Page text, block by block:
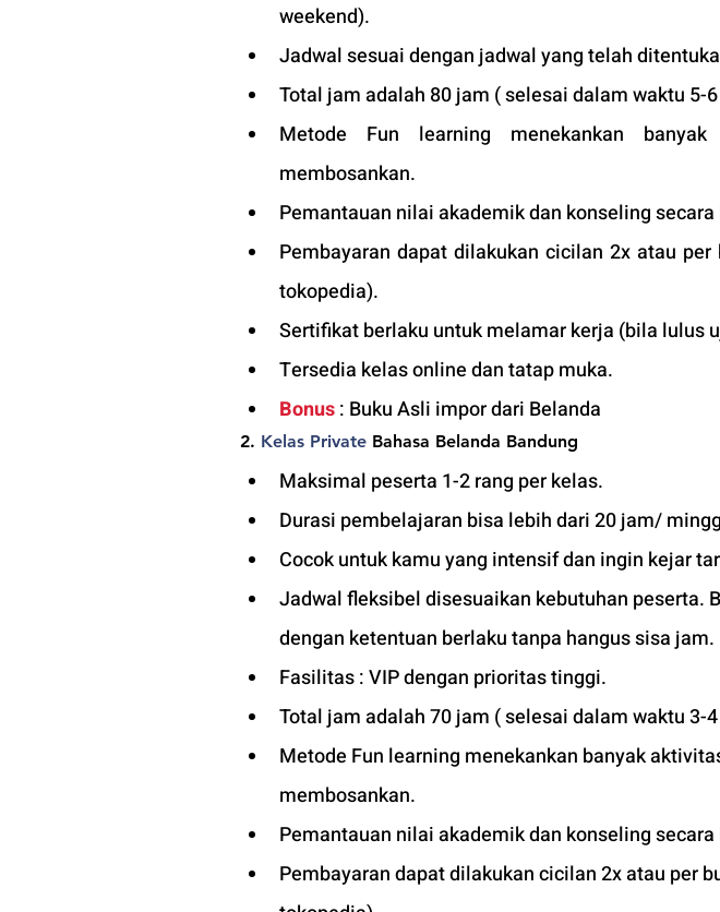
weekend).
Jadwal sesuai dengan jadwal yang telah
Total jam adalah 80 jam ( selesai dalam waktu 5-
Metode Fun learning menekankan
membosankan.
Pemantauan nilai akademik dan konseling secara
Pembayaran dapat dilakukan cicilan 2x atau
tokopedia).
Sertifikat berlaku untuk melamar kerja (bila lulus
Tersedia kelas online dan tatap muka.
Bonus : Buku Asli impor dari Belanda
2. Kelas Private Bahasa Belanda Bandung
Maksimal peserta 1-2 rang per kelas.
Durasi pembelajaran bisa lebih dari 20 jam/
Cocok untuk kamu yang intensif dan ingin kejar
Jadwal fleksibel disesuaikan kebutuhan peserta.
dengan ketentuan berlaku tanpa hangus sisa jam.
Fasilitas : VIP dengan prioritas tinggi.
Total jam adalah 70 jam ( selesai dalam waktu 3-
Metode Fun learning menekankan banyak
membosankan.
Pemantauan nilai akademik dan konseling secara
Pembayaran dapat dilakukan cicilan 2x atau per